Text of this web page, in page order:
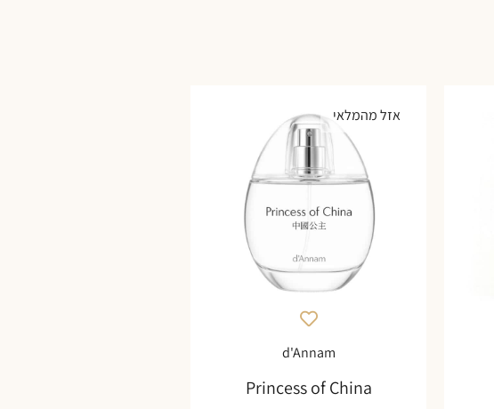
אזל מהמלאי
d'Annam
Princess of China